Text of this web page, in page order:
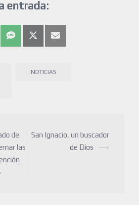
entrada:
NOTICIAS
de
las
San Ignacio, un buscador
de Dios
⟶